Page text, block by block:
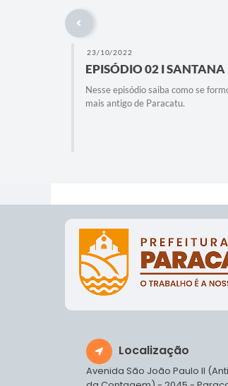
23/10/2022
EPISÓDIO 02 I SANTANA
Nesse episódio saiba como se
mais antigo de Paracatu.
Localização
Avenida São João Paulo II